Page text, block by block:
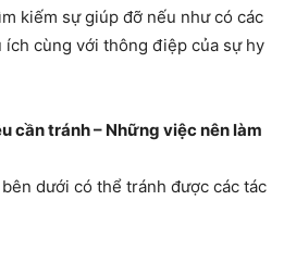
kiếm sự giúp đỡ nếu như có các
ích cùng với thông điệp của sự hy
cần tránh – Những việc nên làm
dưới có thể tránh được các tác